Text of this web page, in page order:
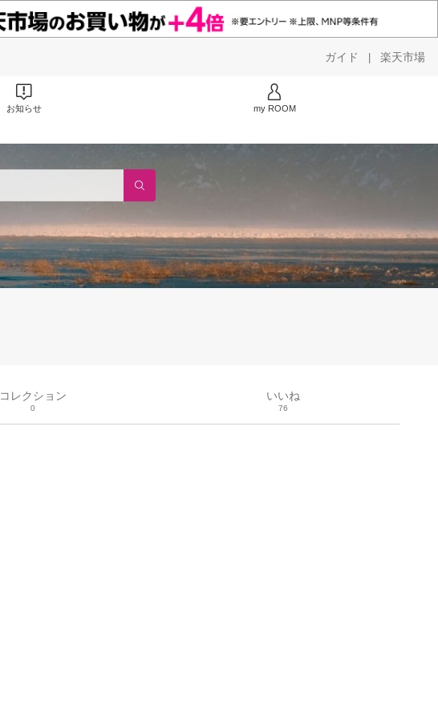
ガイド | 楽天市場
お知らせ my ROOM
コレクション
0
いいね
76